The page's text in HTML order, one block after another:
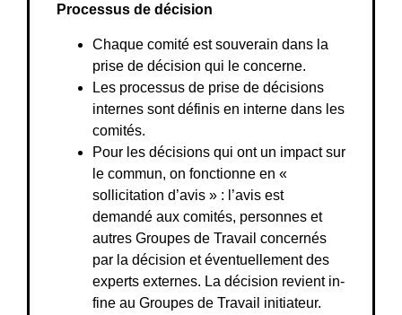
Processus de décision
Chaque comité est souverain dans la
prise de décision qui le concerne.
Les processus de prise de décisions
internes sont définis en interne dans les
comités.
Pour les décisions qui ont un impact sur
le commun, on fonctionne en «
sollicitation d’avis » : l’avis est
demandé aux comités, personnes et
autres Groupes de Travail concernés
par la décision et éventuellement des
experts externes. La décision revient in-
fine au Groupes de Travail initiateur.